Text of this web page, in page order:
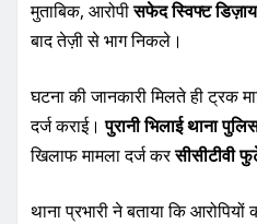
घटना की जानकारी मिलते ही ट्रक
दर्ज कराई।पुरानी भिलाई थाना पुलिस
थाना प्रभारी ने बताया कि
वहीं, स्थानीय लोगों का कहना है
दिखाकर लूटका यह पहला मामला